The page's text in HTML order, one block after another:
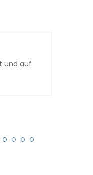
und auf